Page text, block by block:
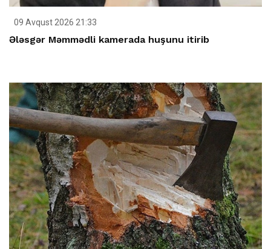
09 Avqust 2026 21:33
Ələsgər Məmmədli kamerada huşunu itirib